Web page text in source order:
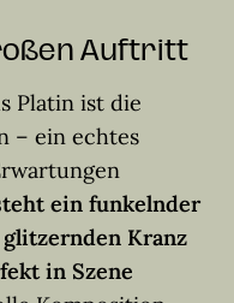
Auftritt
Platin ist die
– ein echtes
ein funkelnder
Kranz
in Szene